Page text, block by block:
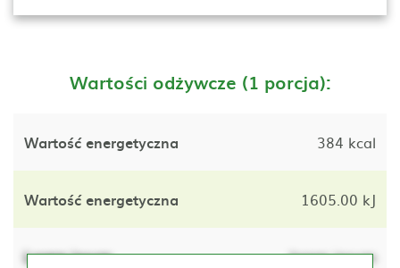
Wartości odżywcze (1 porcja):
Wartość energetyczna 384 kcal
Wartość energetyczna 1605.00 kJ
Lorem ipsum lorem ipsum